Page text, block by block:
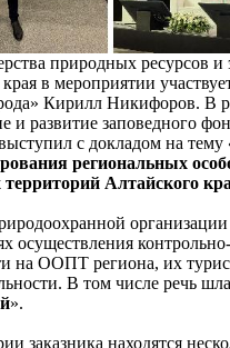
природных ресурсов и
в мероприятии
Кирилл Никифоров. В
и развитие заповедного
с докладом на тему
региональных
Алтайского
организации
осуществления
на ООПТ региона, их
В том числе речь
».
заказника находятся